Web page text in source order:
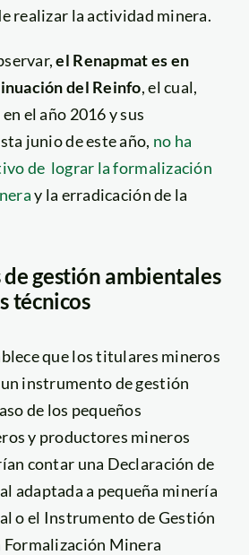
realizar la actividad minera.
el Renapmat es en
del Reinfo, el cual,
el año 2016 y sus
junio de este año, no ha
de lograr la formalización
y la erradicación de la
gestión ambientales
técnicos
que los titulares mineros
instrumento de gestión
de los pequeños
y productores mineros
contar una Declaración de
adaptada a pequeña minería
o el Instrumento de Gestión
Minera